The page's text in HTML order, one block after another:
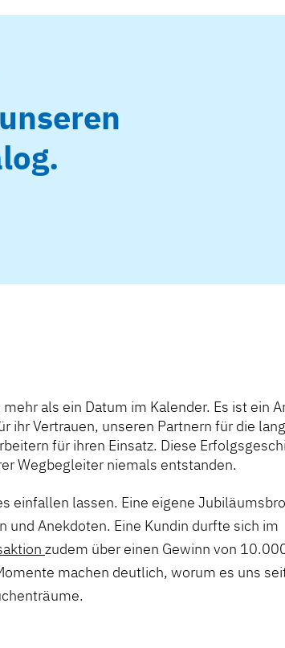
als ein Datum im Kalender. Es ist ein
ihr Vertrauen, unseren Partnern für die
für ihren Einsatz. Diese
Wegbegleiter niemals entstanden.
einfallen lassen. Eine eigene
und Anekdoten. Eine Kundin durfte sich im
zudem über einen Gewinn von
machen deutlich, worum es uns